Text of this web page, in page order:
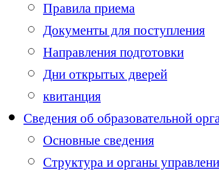
Правила приема
Документы для поступления
Направления подготовки
Дни открытых дверей
квитанция
Сведения об образовательной
Основные сведения
Структура и органы